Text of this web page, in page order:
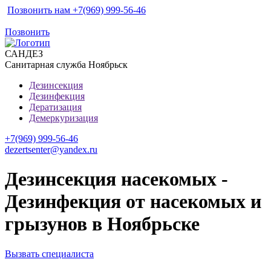
Позвонить нам +7(969) 999-56-46
Позвонить
САНДЕЗ
Санитарная служба Ноябрьск
Дезинсекция
Дезинфекция
Дератизация
Демеркуризация
+7(969) 999-56-46
dezertsenter@yandex.ru
Дезинсекция насекомых -
Дезинфекция от насекомых и
грызунов в Ноябрьске
Вызвать специалиста